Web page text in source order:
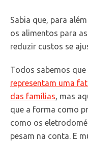
Sabia que, para
os alimentos para
reduzir custos se
Todos sabemos que
representam uma
das famílias , mas
que a forma como
como os
pesam na conta. E